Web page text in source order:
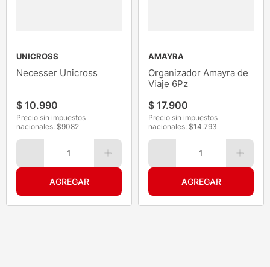
UNICROSS
Necesser Unicross
$ 10.990
Precio sin impuestos
nacionales: $9082
1
AMAYRA
Organizador Amayra de
Viaje 6Pz
$ 17.900
Precio sin impuestos
nacionales: $14.793
1